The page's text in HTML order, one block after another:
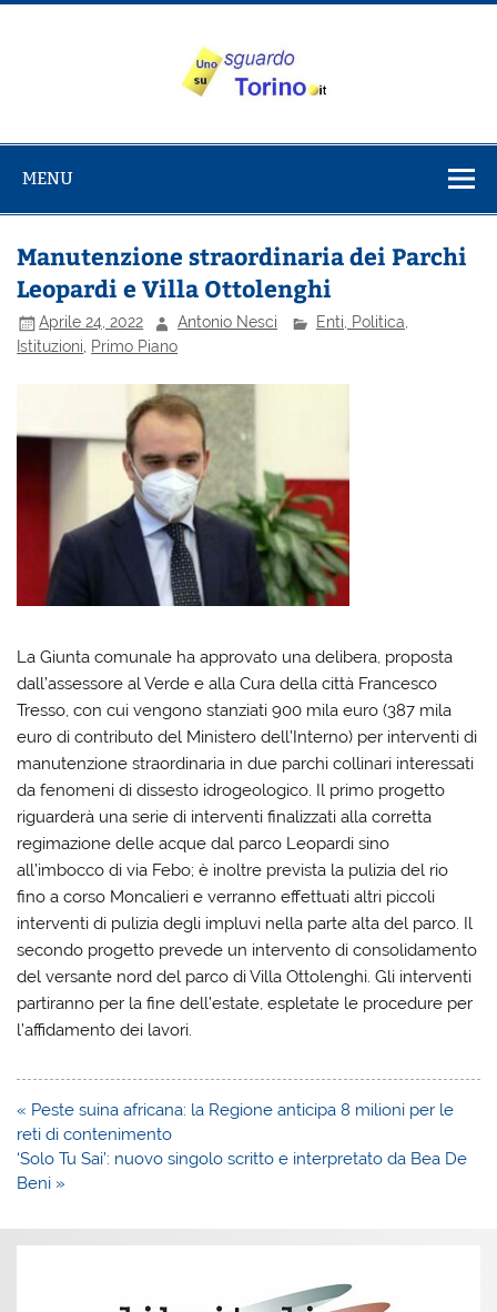
Salta
su Torino
MENU
Manutenzione straordinaria dei Parchi
Leopardi e Villa Ottolenghi
Aprile 24, 2022 Antonio Nesci
Enti, Politica,
Istituzioni
Primo Piano
La Giunta comunale ha approvato una delibera, proposta
dall’assessore al Verde e alla Cura della città Francesco
Tresso, con cui vengono stanziati 900 mila euro (387 mila
euro di contributo del Ministero dell’Interno) per interventi di
manutenzione straordinaria in due parchi collinari interessati
da fenomeni di dissesto idrogeologico. Il primo progetto
riguarderà una serie di interventi finalizzati alla corretta
regimazione delle acque dal parco Leopardi sino
all’imbocco di via Febo; è inoltre prevista la pulizia del rio
fino a corso Moncalieri e verranno effettuati altri piccoli
interventi di pulizia degli impluvi nella parte alta del parco. Il
secondo progetto prevede un intervento di consolidamento
del versante nord del parco di Villa Ottolenghi. Gli interventi
partiranno per la fine dell’estate, espletate le procedure per
l’affidamento dei lavori.
Navigazione
articoli
« Peste suina africana: la Regione anticipa 8 milioni per le
reti di contenimento
‘Solo Tu Sai’: nuovo singolo scritto e interpretato da Bea De
Beni »